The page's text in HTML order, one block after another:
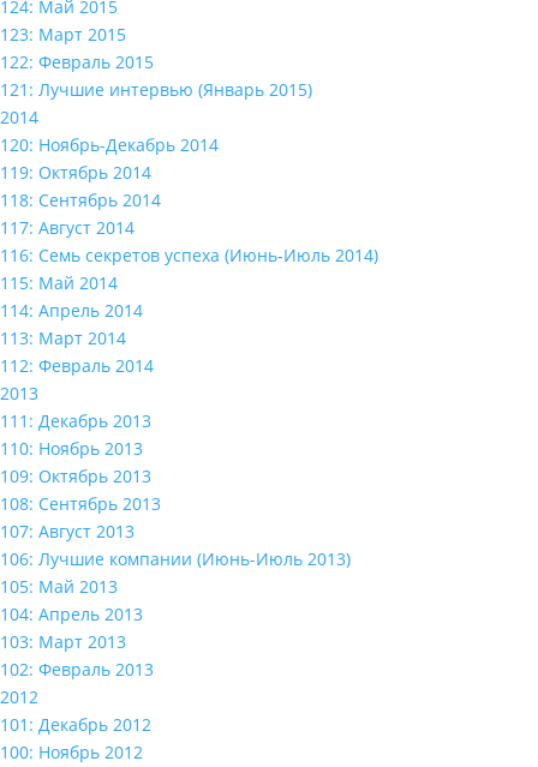
124: Май 2015
123: Март 2015
122: Февраль 2015
121: Лучшие интервью (Январь 2015)
2014
120: Ноябрь-Декабрь 2014
119: Октябрь 2014
118: Сентябрь 2014
117: Август 2014
116: Семь секретов успеха (Июнь-Июль 2014)
115: Май 2014
114: Апрель 2014
113: Март 2014
112: Февраль 2014
2013
111: Декабрь 2013
110: Ноябрь 2013
109: Октябрь 2013
108: Сентябрь 2013
107: Август 2013
106: Лучшие компании (Июнь-Июль 2013)
105: Май 2013
104: Апрель 2013
103: Март 2013
102: Февраль 2013
2012
101: Декабрь 2012
100: Ноябрь 2012